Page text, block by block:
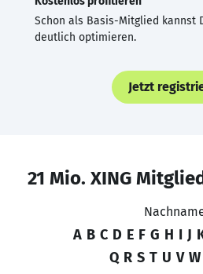
Schon als Basis-Mitglied kannst
deutlich optimieren.
Jetzt
21 Mio. XING
A B C D E F G H I J
Q R S T U V W